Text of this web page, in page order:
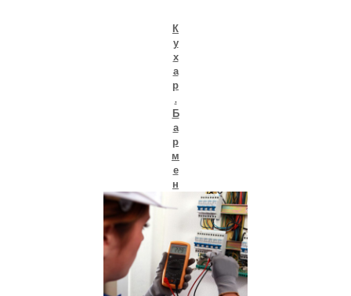
К
у
х
а
р
.
Б
а
р
м
е
н